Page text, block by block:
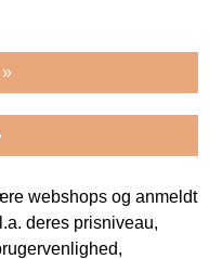
webshops og anmeldt
deres prisniveau,